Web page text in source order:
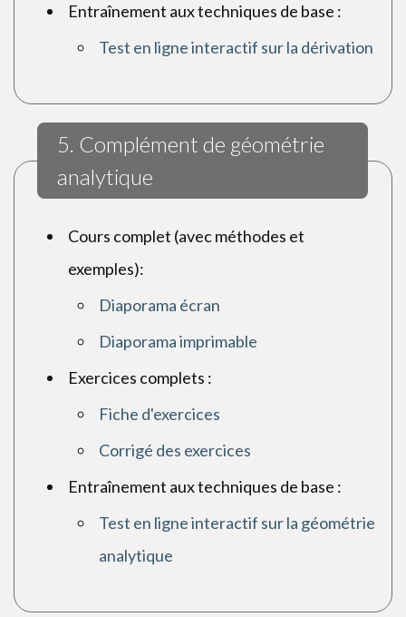
Entraînement aux techniques de base :
Test en ligne interactif sur la dérivation
5. Complément de géométrie
analytique
Cours complet (avec méthodes et
exemples):
Diaporama écran
Diaporama imprimable
Exercices complets :
Fiche d'exercices
Corrigé des exercices
Entraînement aux techniques de base :
Test en ligne interactif sur la géométrie
analytique